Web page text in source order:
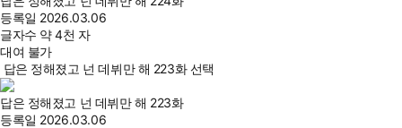
등록일 2026.03.06
글자수 약 4천 자
대여 불가
답은 정해졌고 넌 데뷔만 해 223화 선택
답은 정해졌고 넌 데뷔만 해 223화
등록일 2026.03.06